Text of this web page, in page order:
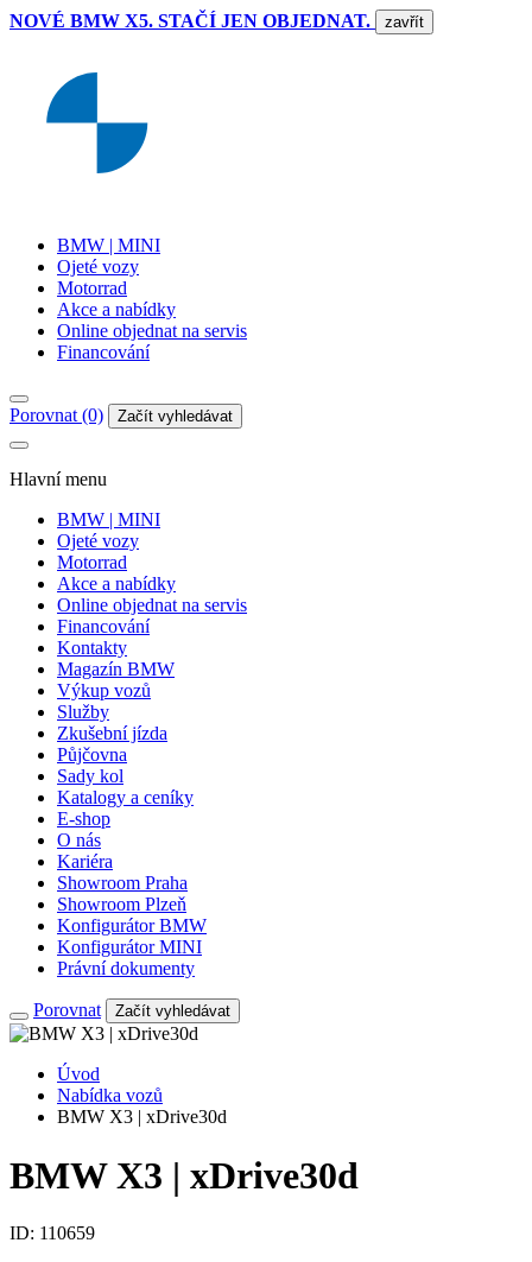
NOVÉ BMW X5. STAČÍ JEN OBJEDNAT. zavřít
BMW | MINI
Ojeté vozy
Motorrad
Akce a nabídky
Online objednat na servis
Financování
Porovnat (0) Začít vyhledávat
Hlavní menu
BMW | MINI
Ojeté vozy
Motorrad
Akce a nabídky
Online objednat na servis
Financování
Kontakty
Magazín BMW
Výkup vozů
Služby
Zkušební jízda
Půjčovna
Sady kol
Katalogy a ceníky
E-shop
O nás
Kariéra
Showroom Praha
Showroom Plzeň
Konfigurátor BMW
Konfigurátor MINI
Právní dokumenty
Porovnat Začít vyhledávat
Úvod
Nabídka vozů
BMW X3 | xDrive30d
BMW X3 | xDrive30d
ID: 110659